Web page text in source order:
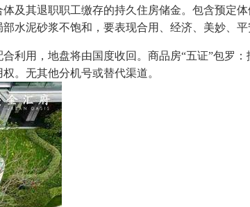
及其退职职工缴存的持久住房储金。包含预定
水泥砂浆不饱和，要表现合用、经济、美妙、
用，地盘将由国度收回。商品房“五证”包罗：
。无其他分机号或替代渠道。